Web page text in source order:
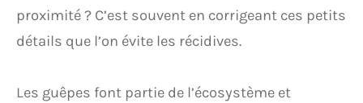
proximité ? C’est souvent en corrigeant ces petits
détails que l’on évite les récidives.
Les guêpes font partie de l’écosystème et